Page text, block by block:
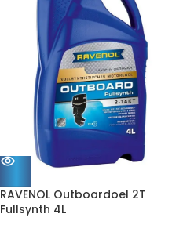
RAVENOL Outboardoel 2T
Fullsynth 4L